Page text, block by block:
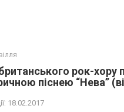
рок-хору
піснею “Нева”
18.02.2017